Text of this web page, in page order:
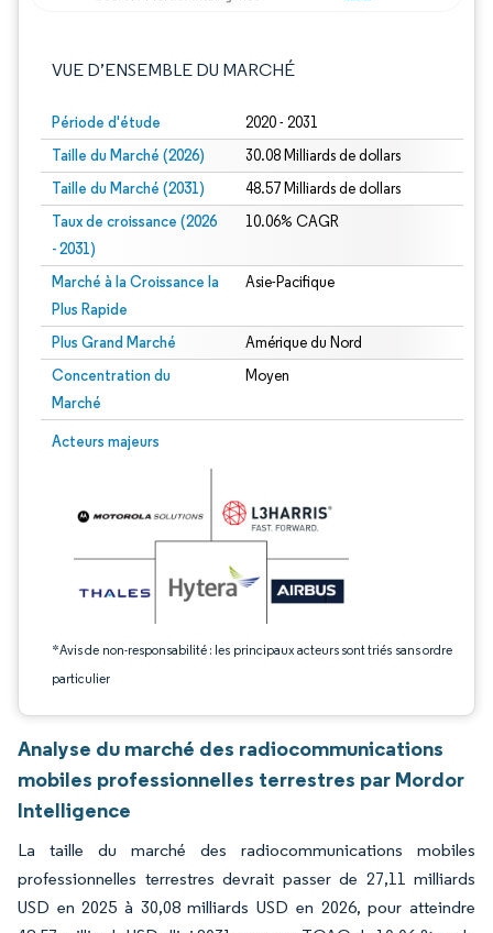
VUE D’ENSEMBLE DU MARCHÉ
Période d'étude 2020 - 2031
Taille du Marché (2026) 30.08 Milliards de dollars
Taille du Marché (2031) 48.57 Milliards de dollars
Taux de croissance (2026
- 2031)
10.06% CAGR
Marché à la Croissance la
Plus Rapide
Asie-Pacifique
Plus Grand Marché Amérique du Nord
Concentration du
Marché
Moyen
Acteurs majeurs
*Avis de non-responsabilité : les principaux acteurs sont triés sans ordre
particulier
Image © Mordor Intelligence. La réutilisation nécessite une attribution sous CC
Analyse du marché des radiocommunications
mobiles professionnelles terrestres par Mordor
Intelligence
La taille du marché des radiocommunications mobiles
professionnelles terrestres devrait passer de 27,11 milliards
USD en 2025 à 30,08 milliards USD en 2026, pour atteindre